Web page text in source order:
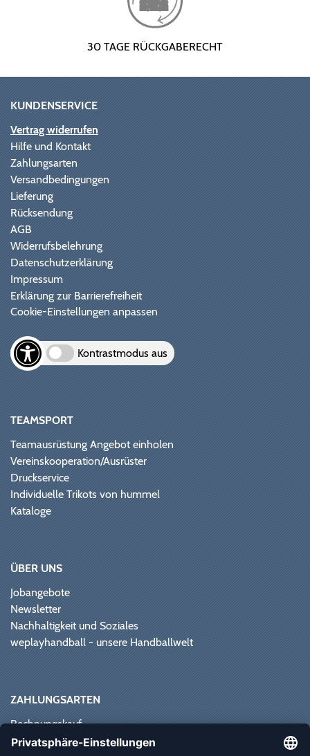
30 TAGE RÜCKGABERECHT
KUNDENSERVICE
Vertrag widerrufen
Hilfe und Kontakt
Zahlungsarten
Versandbedingungen
Lieferung
Rücksendung
AGB
Widerrufsbelehrung
Datenschutzerklärung
Impressum
Erklärung zur Barrierefreiheit
Cookie-Einstellungen anpassen
Kontrastmodus aus
TEAMSPORT
Teamausrüstung Angebot einholen
Vereinskooperation/Ausrüster
Druckservice
Individuelle Trikots von hummel
Kataloge
ÜBER UNS
Jobangebote
Newsletter
Nachhaltigkeit und Soziales
weplayhandball - unsere Handballwelt
ZAHLUNGSARTEN
Rechnungskauf
Paypal